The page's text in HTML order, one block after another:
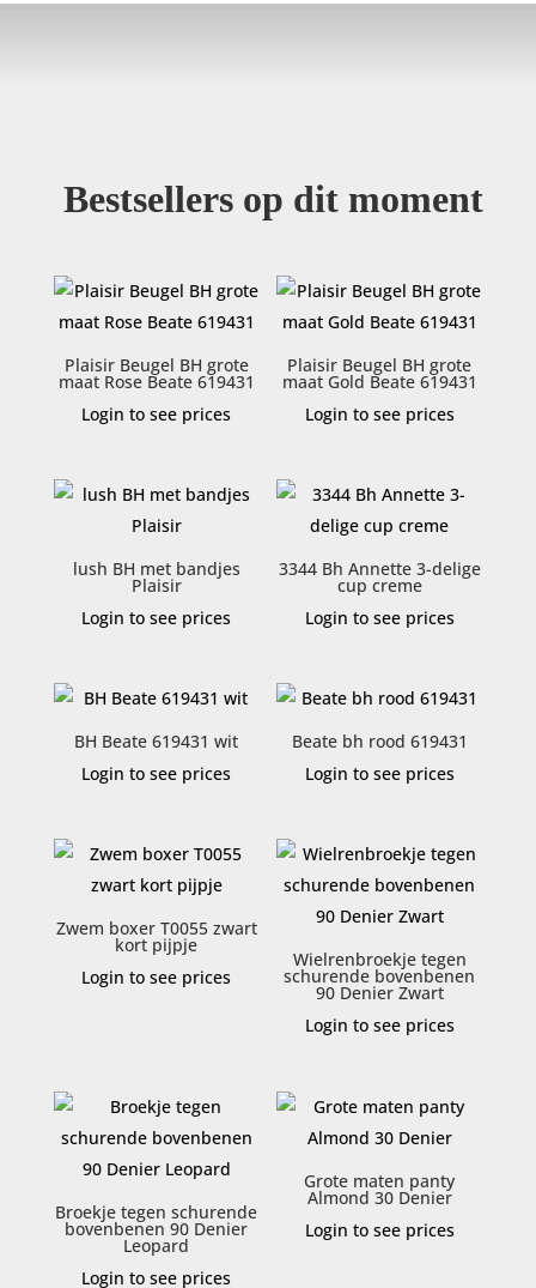
Bestsellers op dit moment
Plaisir Beugel BH grote
maat Rose Beate 619431
Login to see prices
Plaisir Beugel BH grote
maat Gold Beate 619431
Login to see prices
lush BH met bandjes
Plaisir
Login to see prices
3344 Bh Annette 3-delige
cup creme
Login to see prices
BH Beate 619431 wit
Login to see prices
Beate bh rood 619431
Login to see prices
Zwem boxer T0055 zwart
kort pijpje
Login to see prices
Wielrenbroekje tegen
schurende bovenbenen
90 Denier Zwart
Login to see prices
Broekje tegen schurende
bovenbenen 90 Denier
Leopard
Login to see prices
Grote maten panty
Almond 30 Denier
Login to see prices